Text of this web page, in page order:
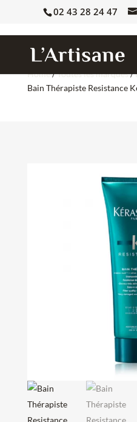
02 43 28 24 47
Home/Toutes les marques/
Bain Thérapiste Resistance